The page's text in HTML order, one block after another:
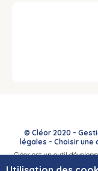
© Cléor 2020 -
légales - Choisir une
Cléor est un outil